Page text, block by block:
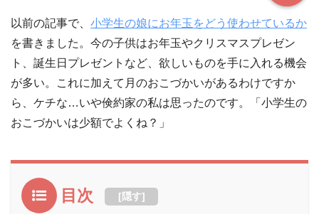
以前の記事で、 小学生の娘にお年玉をどう使わせているか
を書きました。今の子供はお年玉やクリスマスプレゼン
ト、誕生日プレゼントなど、欲しいものを手に入れる機会
が多い。これに加えて月のおこづかいがあるわけですか
ら、ケチな…いや倹約家の私は思ったのです。「小学生の
おこづかいは少額でよくね？」
目次 [隠す]